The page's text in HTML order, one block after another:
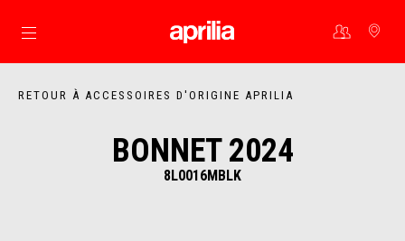
Aller au contenu principal
RETOUR À ACCESSOIRES D'ORIGINE APRILIA
BONNET 2024
8L0016MBLK